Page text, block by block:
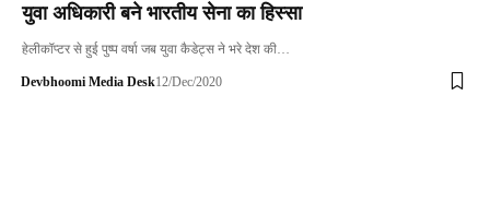
युवा अधिकारी बने भारतीय सेना का हिस्सा
हेलीकॉप्टर से हुई पुष्प वर्षा जब युवा कैडेट्स ने भरे देश की…
Devbhoomi Media Desk12/Dec/2020